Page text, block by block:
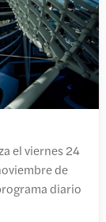
el viernes 24
de
diario